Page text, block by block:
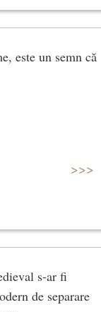
este un semn că
>>>
s-ar fi
de separare